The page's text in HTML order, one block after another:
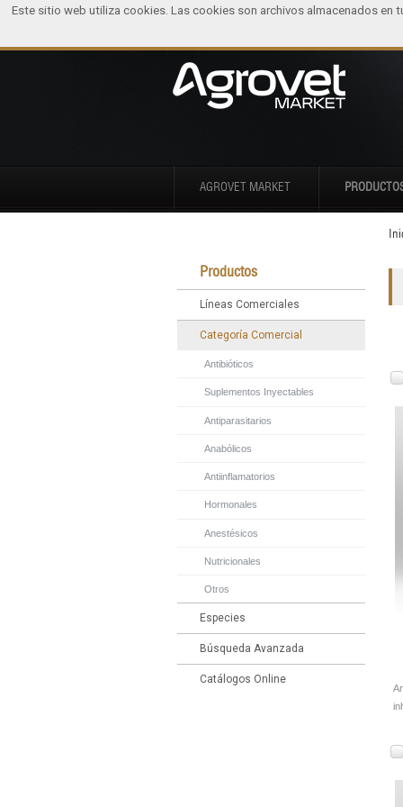
AGROVET MARKET
Productos
Líneas Comerciales
Categoría Comercial
Antibióticos
Suplementos Inyectables
Antiparasitarios
Anabólicos
Antiinflamatorios
Hormonales
Anestésicos
Nutricionales
Otros
Especies
Búsqueda Avanzada
Catálogos Online
Este sitio web utiliza cookies. Las cookies son archivos almacenados en